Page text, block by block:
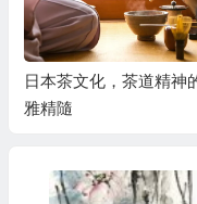
日本茶文化，茶道精神
雅精隨